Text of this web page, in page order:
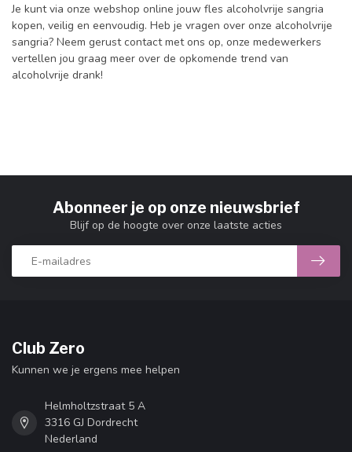
Je kunt via onze webshop online jouw fles alcoholvrije sangria
kopen, veilig en eenvoudig. Heb je vragen over onze alcoholvrije
sangria? Neem gerust contact met ons op, onze medewerkers
vertellen jou graag meer over de opkomende trend van
alcoholvrije drank!
Abonneer je op onze nieuwsbrief
Blijf op de hoogte over onze laatste acties
Club Zero
Kunnen we je ergens mee helpen
Helmholtzstraat 5 A
3316 GJ Dordrecht
Nederland